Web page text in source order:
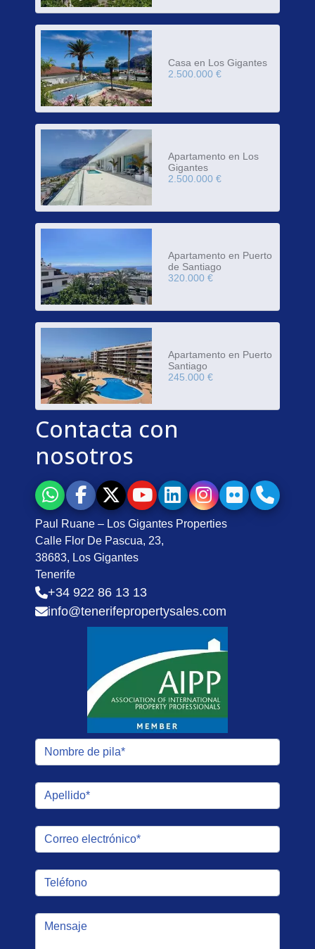
Casa en Los Gigantes
2.500.000 €
Apartamento en Los
Gigantes
2.500.000 €
Apartamento en Puerto
de Santiago
320.000 €
Apartamento en Puerto
Santiago
245.000 €
Contacta con
nosotros
Paul Ruane – Los Gigantes Properties
Calle Flor De Pascua, 23,
38683, Los Gigantes
Tenerife
+34 922 86 13 13
info@tenerifepropertysales.com